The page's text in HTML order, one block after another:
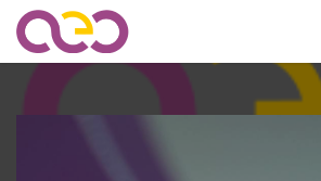
Ir al contenido